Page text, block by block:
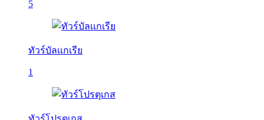
5
ทัวร์บัลเเกเรีย
1